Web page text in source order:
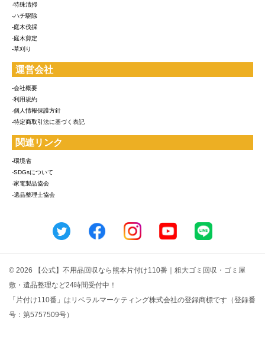
-特殊清掃
-ハチ駆除
-庭木伐採
-庭木剪定
-草刈り
運営会社
-会社概要
-利用規約
-個人情報保護方針
-特定商取引法に基づく表記
関連リンク
-環境省
-SDGsについて
-家電製品協会
-遺品整理士協会
© 2026 【公式】不用品回収なら熊本片付け110番｜粗大ゴミ回収・ゴミ屋
敷・遺品整理など24時間受付中！
「片付け110番」はリベラルマーケティング株式会社の登録商標です（登録番
号：第5757509号）